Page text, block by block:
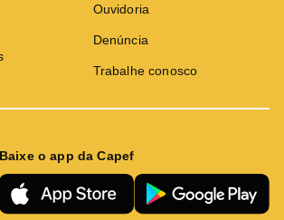
Ouvidoria
Denúncia
Trabalhe conosco
Baixe o app da Capef